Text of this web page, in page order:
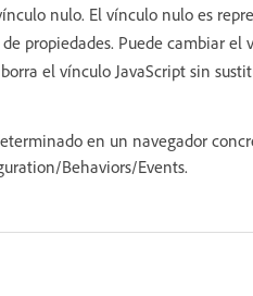
nulo. El vínculo nulo es
propiedades. Puede cambiar el
el vínculo JavaScript sin
en un navegador
Behaviors/Events.